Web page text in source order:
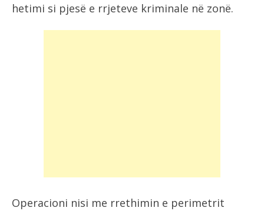
hetimi si pjesë e rrjeteve kriminale në zonë.
Operacioni nisi me rrethimin e perimetrit